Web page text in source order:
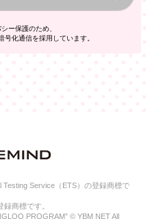
用することはありません。
タに不可逆変換した上で第三
グを行い、その結果に基づい
護のために必要がある場合であ
全な育成の推進のために特に必
ー保護のため、
化通信を採用しています。
Testing Service（ETS）の登録商標で
商標です。
PROGRAM” © YBM NET All